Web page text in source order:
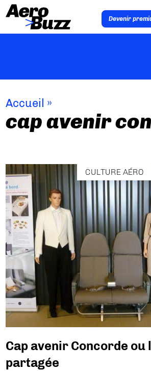
Devenir
Accueil »
cap avenir
CULTURE AÉRO
Cap avenir Concorde ou
partagée